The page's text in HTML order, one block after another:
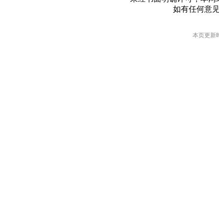
如有任何意
本页更新